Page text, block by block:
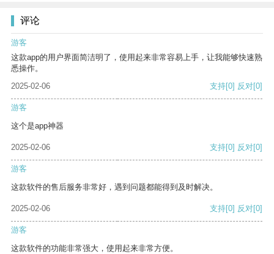
评论
游客
这款app的用户界面简洁明了，使用起来非常容易上手，让我能够快速熟
悉操作。
2025-02-06
支持[0] 反对[0]
游客
这个是app神器
2025-02-06 支持[0] 反对[0]
游客
这款软件的售后服务非常好，遇到问题都能得到及时解决。
2025-02-06 支持[0] 反对[0]
游客
这款软件的功能非常强大，使用起来非常方便。